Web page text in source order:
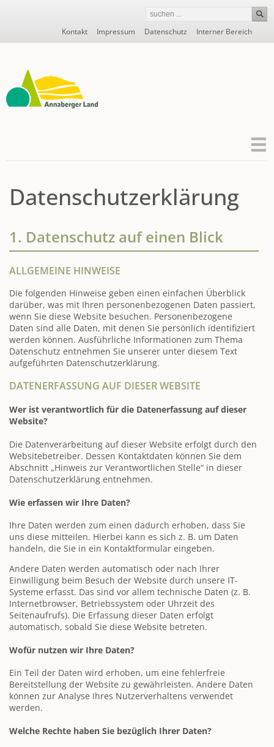
Navigation
überspringen
Kontakt Impressum Datenschutz Interner Bereich
Datenschutzerklärung
1. Datenschutz auf einen Blick
ALLGEMEINE HINWEISE
Die folgenden Hinweise geben einen einfachen Überblick
darüber, was mit Ihren personenbezogenen Daten passiert,
wenn Sie diese Website besuchen. Personenbezogene
Daten sind alle Daten, mit denen Sie persönlich identifiziert
werden können. Ausführliche Informationen zum Thema
Datenschutz entnehmen Sie unserer unter diesem Text
aufgeführten Datenschutzerklärung.
DATENERFASSUNG AUF DIESER WEBSITE
Wer ist verantwortlich für die Datenerfassung auf dieser
Website?
Die Datenverarbeitung auf dieser Website erfolgt durch den
Websitebetreiber. Dessen Kontaktdaten können Sie dem
Abschnitt „Hinweis zur Verantwortlichen Stelle“ in dieser
Datenschutzerklärung entnehmen.
Wie erfassen wir Ihre Daten?
Ihre Daten werden zum einen dadurch erhoben, dass Sie
uns diese mitteilen. Hierbei kann es sich z. B. um Daten
handeln, die Sie in ein Kontaktformular eingeben.
Andere Daten werden automatisch oder nach Ihrer
Einwilligung beim Besuch der Website durch unsere IT-
Systeme erfasst. Das sind vor allem technische Daten (z. B.
Internetbrowser, Betriebssystem oder Uhrzeit des
Seitenaufrufs). Die Erfassung dieser Daten erfolgt
automatisch, sobald Sie diese Website betreten.
Wofür nutzen wir Ihre Daten?
Ein Teil der Daten wird erhoben, um eine fehlerfreie
Bereitstellung der Website zu gewährleisten. Andere Daten
können zur Analyse Ihres Nutzerverhaltens verwendet
werden.
Welche Rechte haben Sie bezüglich Ihrer Daten?